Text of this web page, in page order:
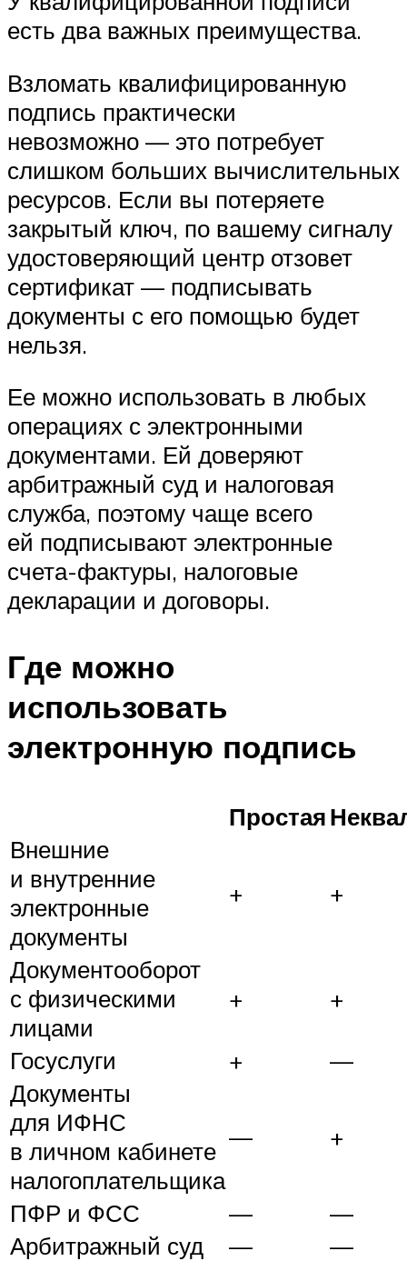
есть два важных преимущества.
Взломать квалифицированную
подпись практически
невозможно — это потребует
слишком больших вычислительных
ресурсов. Если вы потеряете
закрытый ключ, по вашему сигналу
удостоверяющий центр отзовет
сертификат — подписывать
документы с его помощью будет
нельзя.
Ее можно использовать в любых
операциях с электронными
документами. Ей доверяют
арбитражный суд и налоговая
служба, поэтому чаще всего
ей подписывают электронные
счета-фактуры, налоговые
декларации и договоры.
Где можно
использовать
электронную подпись
Простая
Внешние
и внутренние
электронные
документы
+ +
Документооборот
с физическими
лицами
+ +
Госуслуги +
—
Документы
для ИФНС
в личном кабинете
налогоплательщика
— +
ПФР и ФСС —
—
Арбитражный суд
—
—